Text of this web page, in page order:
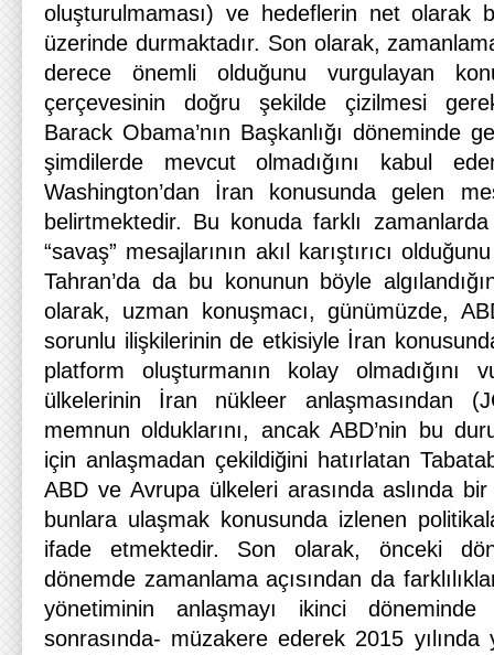
oluşturulmaması) ve hedeflerin net olarak
üzerinde durmaktadır. Son olarak,
derece önemli olduğunu vurgulayan
çerçevesinin doğru şekilde çizilmesi
Barack Obama’nın Başkanlığı döneminde
şimdilerde mevcut olmadığını kabul
Washington’dan İran konusunda gelen
belirtmektedir. Bu konuda farklı
“savaş” mesajlarının akıl karıştırıcı
Tahran’da da bu konunun böyle
olarak, uzman konuşmacı, günümüzde,
sorunlu ilişkilerinin de etkisiyle İran
platform oluşturmanın kolay olmadığını
ülkelerinin İran nükleer anlaşmasından
memnun olduklarını, ancak ABD’nin bu
için anlaşmadan çekildiğini hatırlatan
ABD ve Avrupa ülkeleri arasında aslında
bunlara ulaşmak konusunda izlenen
ifade etmektedir. Son olarak, önceki
dönemde zamanlama açısından da
yönetiminin anlaşmayı ikinci
sonrasında- müzakere ederek 2015 yılında